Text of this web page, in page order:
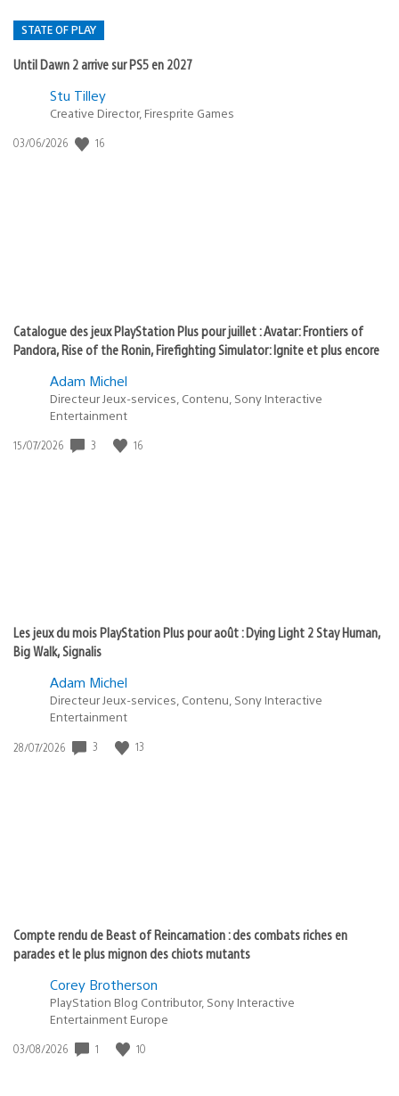
STATE OF PLAY
Until Dawn 2 arrive sur PS5 en 2027
Postée
:
Stu Tilley
Creative Director, Firesprite Games
Date
03/06/2026 16
Catalogue des jeux PlayStation Plus pour juillet : Avatar: Frontiers of
Pandora, Rise of the Ronin, Firefighting Simulator: Ignite et plus encore
Adam Michel
Directeur Jeux-services, Contenu, Sony Interactive
Entertainment
Date
15/07/2026 3 16
Les jeux du mois PlayStation Plus pour août : Dying Light 2 Stay Human,
Big Walk, Signalis
Adam Michel
Directeur Jeux-services, Contenu, Sony Interactive
Entertainment
Date
28/07/2026 3 13
Compte rendu de Beast of Reincarnation : des combats riches en
parades et le plus mignon des chiots mutants
Corey Brotherson
PlayStation Blog Contributor, Sony Interactive
Entertainment Europe
Date
03/08/2026 1 10